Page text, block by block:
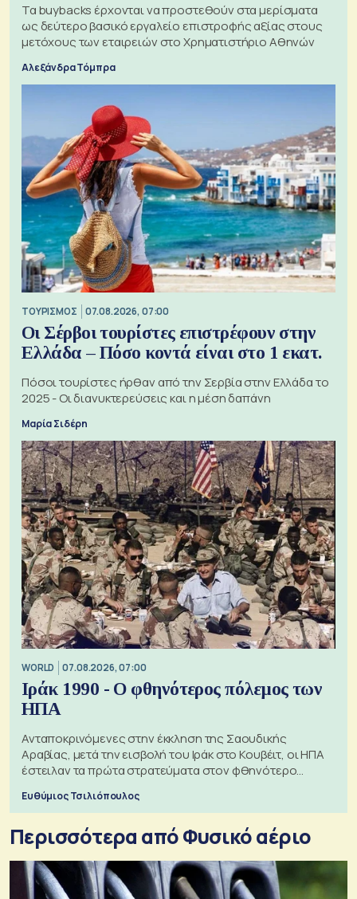
Τα buybacks έρχονται να προστεθούν στα μερίσματα
ως δεύτερο βασικό εργαλείο επιστροφής αξίας στους
μετόχους των εταιρειών στο Χρηματιστήριο Αθηνών
Αλεξάνδρα Τόμπρα
ΤΟΥΡΙΣΜΟΣ 07.08.2026, 07:00
Οι Σέρβοι τουρίστες επιστρέφουν στην
Ελλάδα – Πόσο κοντά είναι στο 1 εκατ.
Πόσοι τουρίστες ήρθαν από την Σερβία στην Ελλάδα το
2025 - Οι διανυκτερεύσεις και η μέση δαπάνη
Μαρία Σιδέρη
WORLD 07.08.2026, 07:00
Ιράκ 1990 - Ο φθηνότερος πόλεμος των
ΗΠΑ
Ανταποκρινόμενες στην έκκληση της Σαουδικής
Αραβίας, μετά την εισβολή του Ιράκ στο Κουβέιτ, οι ΗΠΑ
έστειλαν τα πρώτα στρατεύματα στον φθηνότερο
Ευθύμιος Τσιλιόπουλος
Περισσότερα από Φυσικό αέριο